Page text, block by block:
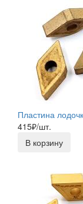
Пластина
415₽/шт.
В корзину